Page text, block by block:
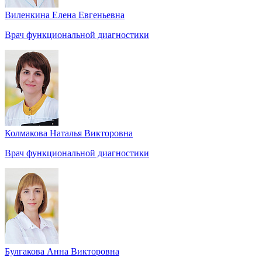
Виленкина Елена Евгеньевна
Врач функциональной диагностики
Колмакова Наталья Викторовна
Врач функциональной диагностики
Булгакова Анна Викторовна